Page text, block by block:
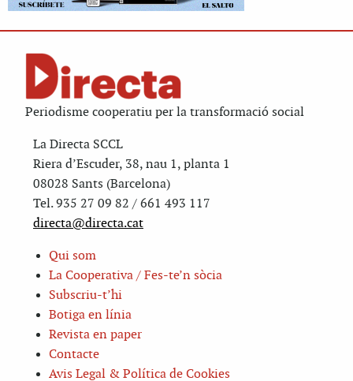
Periodisme cooperatiu per la transformació social
La Directa SCCL
Riera d’Escuder, 38, nau 1, planta 1
08028 Sants (Barcelona)
Tel. 935 27 09 82 / 661 493 117
directa@directa.cat
Qui som
La Cooperativa / Fes-te’n sòcia
Subscriu-t’hi
Botiga en línia
Revista en paper
Contacte
Avis Legal & Política de Cookies